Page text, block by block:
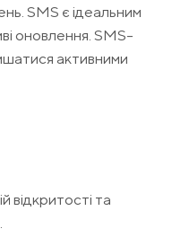
SMS є ідеальним
оновлення. SMS-
активними
відкритості та